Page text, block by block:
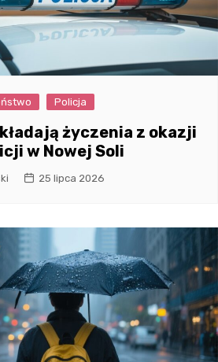
Policja
życzenia z okazji
w Nowej Soli
25 lipca 2026